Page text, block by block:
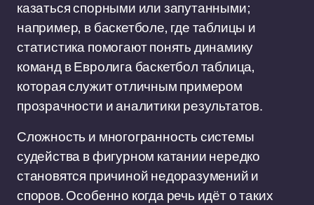
казаться спорными или запутанными;
например, в баскетболе, где таблицы и
статистика помогают понять динамику
команд в Евролига баскетбол таблица,
которая служит отличным примером
прозрачности и аналитики результатов.
Сложность и многогранность системы
судейства в фигурном катании нередко
становятся причиной недоразумений и
споров. Особенно когда речь идёт о таких